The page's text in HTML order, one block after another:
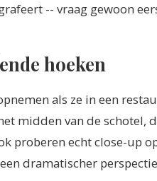
-- vraag gewoon
hoeken
als ze in een
midden van de schotel,
proberen echt close-up
dramatischer